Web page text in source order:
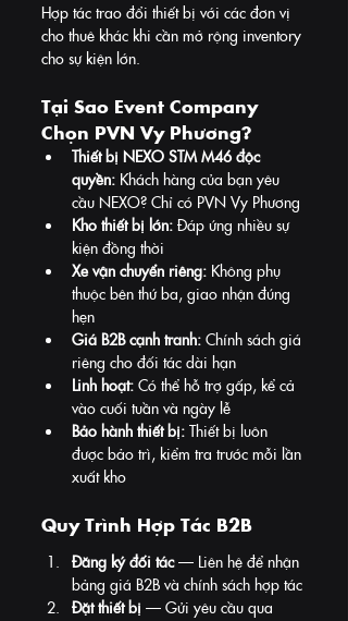
Hợp tác trao đổi thiết bị với các đơn vị
cho thuê khác khi cần mở rộng inventory
cho sự kiện lớn.
Tại Sao Event Company
Chọn PVN Vy Phương?
Thiết bị NEXO STM M46 độc
quyền: Khách hàng của bạn yêu
cầu NEXO? Chỉ có PVN Vy Phương
Kho thiết bị lớn: Đáp ứng nhiều sự
kiện đồng thời
Xe vận chuyển riêng: Không phụ
thuộc bên thứ ba, giao nhận đúng
hẹn
Giá B2B cạnh tranh: Chính sách giá
riêng cho đối tác dài hạn
Linh hoạt: Có thể hỗ trợ gấp, kể cả
vào cuối tuần và ngày lễ
Bảo hành thiết bị: Thiết bị luôn
được bảo trì, kiểm tra trước mỗi lần
xuất kho
Quy Trình Hợp Tác B2B
Đăng ký đối tác — Liên hệ để nhận
bảng giá B2B và chính sách hợp tác
Đặt thiết bị — Gửi yêu cầu qua